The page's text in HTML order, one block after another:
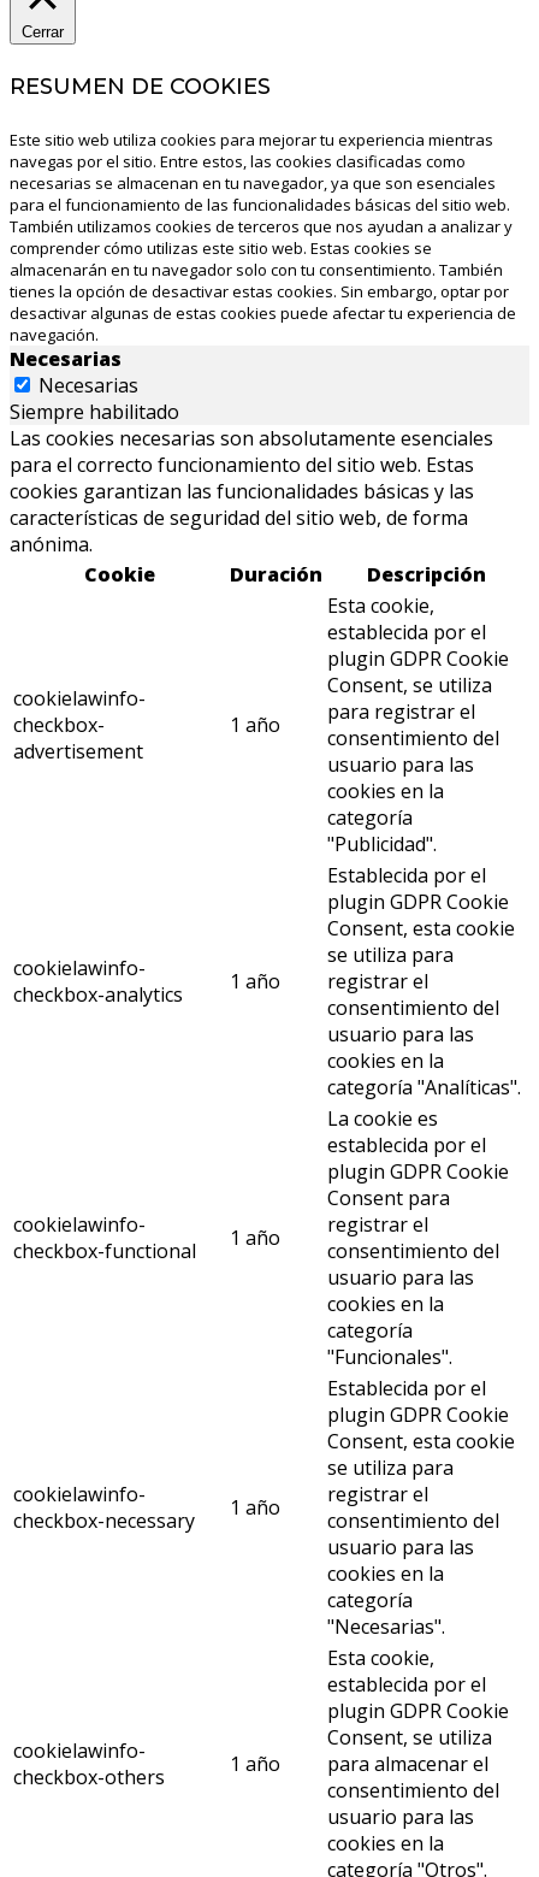
Cerrar
RESUMEN DE COOKIES
Este sitio web utiliza cookies para mejorar tu experiencia mientras
navegas por el sitio. Entre estos, las cookies clasificadas como
necesarias se almacenan en tu navegador, ya que son esenciales
para el funcionamiento de las funcionalidades básicas del sitio web.
También utilizamos cookies de terceros que nos ayudan a analizar y
comprender cómo utilizas este sitio web. Estas cookies se
almacenarán en tu navegador solo con tu consentimiento. También
tienes la opción de desactivar estas cookies. Sin embargo, optar por
desactivar algunas de estas cookies puede afectar tu experiencia de
navegación.
Necesarias
Necesarias
Siempre habilitado
Las cookies necesarias son absolutamente esenciales
para el correcto funcionamiento del sitio web. Estas
cookies garantizan las funcionalidades básicas y las
características de seguridad del sitio web, de forma
anónima.
Cookie
Duración Descripción
cookielawinfo-
checkbox-
advertisement
1 año
Esta cookie,
establecida por el
plugin GDPR Cookie
Consent, se utiliza
para registrar el
consentimiento del
usuario para las
cookies en la
categoría
"Publicidad".
cookielawinfo-
checkbox-analytics
1 año
Establecida por el
plugin GDPR Cookie
Consent, esta cookie
se utiliza para
registrar el
consentimiento del
usuario para las
cookies en la
categoría "Analíticas".
cookielawinfo-
checkbox-functional
1 año
La cookie es
establecida por el
plugin GDPR Cookie
Consent para
registrar el
consentimiento del
usuario para las
cookies en la
categoría
"Funcionales".
cookielawinfo-
checkbox-necessary
1 año
Establecida por el
plugin GDPR Cookie
Consent, esta cookie
se utiliza para
registrar el
consentimiento del
usuario para las
cookies en la
categoría
"Necesarias".
cookielawinfo-
checkbox-others
1 año
Esta cookie,
establecida por el
plugin GDPR Cookie
Consent, se utiliza
para almacenar el
consentimiento del
usuario para las
cookies en la
categoría "Otros".